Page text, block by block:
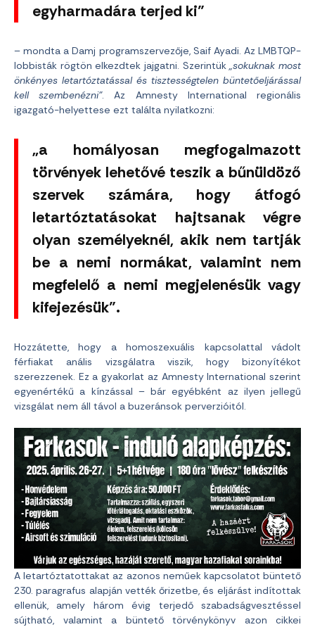
egyharmadára terjed ki”
– mondta a Damj programszervezője, Saif Ayadi. Az LMBTQP-
lobbisták rögtön elkezdtek jajgatni. Szerintük„sokuknak most
önkényes letartóztatással és tisztességtelen büntetőeljárással
kell szembenézni”. Az Amnesty International regionális
igazgató-helyettese ezt találta nyilatkozni:
„a homályosan megfogalmazott
törvények lehetővé teszik a bűnüldöző
szervek számára, hogy átfogó
letartóztatásokat hajtsanak végre
olyan személyeknél, akik nem tartják
be a nemi normákat, valamint nem
megfelelő a nemi megjelenésük vagy
kifejezésük”.
Hozzátette, hogy a homoszexuális kapcsolattal vádolt
férfiakat anális vizsgálatra viszik, hogy bizonyítékot
szerezzenek. Ez a gyakorlat az Amnesty International szerint
egyenértékű a kínzással – bár egyébként az ilyen jellegű
vizsgálat nem áll távol a buzeránsok perverzióitól.
A letartóztatottakat az azonos neműek kapcsolatot büntető
230. paragrafus alapján vették őrizetbe, és eljárást indítottak
ellenük, amely három évig terjedő szabadságvesztéssel
sújtható, valamint a büntető törvénykönyv azon cikkei